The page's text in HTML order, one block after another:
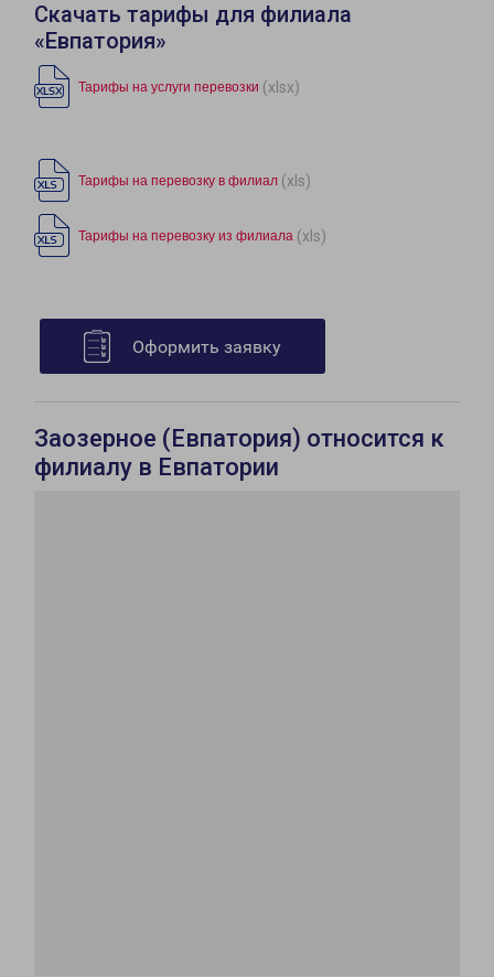
Скачать тарифы для филиала
«Евпатория»
Тарифы на услуги перевозки (xlsx)
Тарифы на перевозку в филиал (xls)
Тарифы на перевозку из филиала (xls)
Оформить заявку
Заозерное (Евпатория) относится к
филиалу в Евпатории